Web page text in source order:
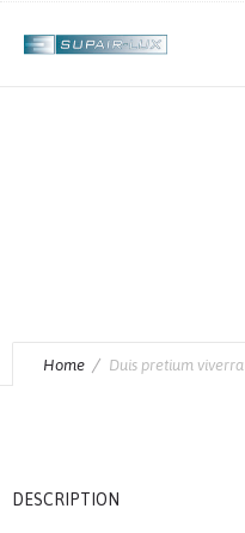
Home Duis pretium viverra
DESCRIPTION